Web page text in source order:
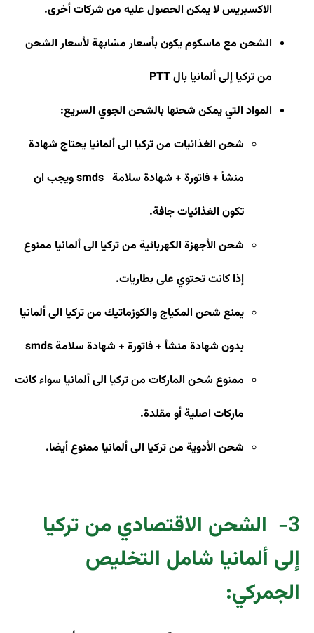
الاكسبريس لا يمكن الحصول عليه من شركات أخرى.
الشحن مع ماسكوم يكون بأسعار مشابهة لأسعار الشحن
من تركيا إلى ألمانيا بالPTT
المواد التي يمكن شحنها بالشحن الجوي السريع:
شحن الغذائيات من تركيا الى ألمانيا يحتاج شهادة
منشأ + فاتورة + شهادة سلامة
ويجب ان
تكون الغذائيات جافة.
شحن الأجهزة الكهربائية من تركيا الى ألمانيا ممنوع
إذا كانت تحتوي على بطاريات.
يمنع شحن المكياج والكوزماتيك من تركيا الى ألمانيا
بدون شهادة منشأ + فاتورة + شهادة سلامةsmds
ممنوع شحن الماركات من تركيا الى ألمانيا سواء كانت
ماركات اصلية أو مقلدة.
شحن الأدوية من تركيا الى ألمانيا ممنوع أيضا.
3-
الشحن الاقتصادي من تركيا
إلى ألمانيا شامل التخليص
الجمركي: